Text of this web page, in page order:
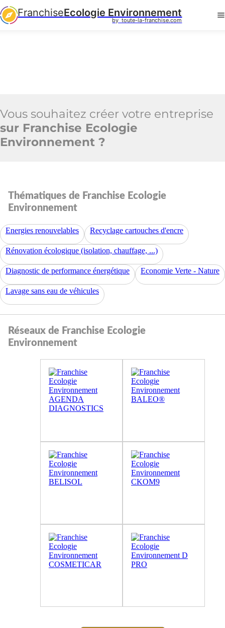
FranchiseEcologie Environnement
by  toute-la-franchise.com
Vous souhaitez créer votre entreprise
sur Franchise Ecologie
Environnement ?
Thématiques de Franchise Ecologie
Environnement
Energies renouvelables Recyclage cartouches d'encre
Rénovation écologique (isolation, chauffage, ...)
Diagnostic de performance énergétique Economie Verte - Nature
Lavage sans eau de véhicules
Réseaux de Franchise Ecologie
Environnement